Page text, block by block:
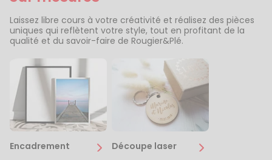
Laissez libre cours à votre créativité et réalisez des pièces
uniques qui reflètent votre style, tout en profitant de la
qualité et du savoir-faire de Rougier&Plé.
Encadrement Découpe laser